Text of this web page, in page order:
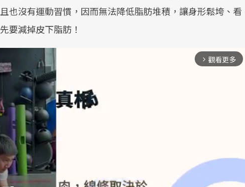
也沒有運動習慣，因而無法降低脂肪堆積，讓身形鬆垮、看
要減掉皮下脂肪！
arrow_forward_ios 觀看更多